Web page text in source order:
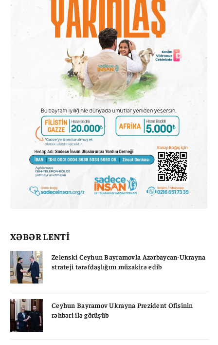
XƏBƏR LENTİ
Zelenski Ceyhun Bayramovla Azərbaycan-Ukrayna
strateji tərəfdaşlığını müzakirə edib
Ceyhun Bayramov Ukrayna Prezident Ofisinin
rəhbəri ilə görüşüb